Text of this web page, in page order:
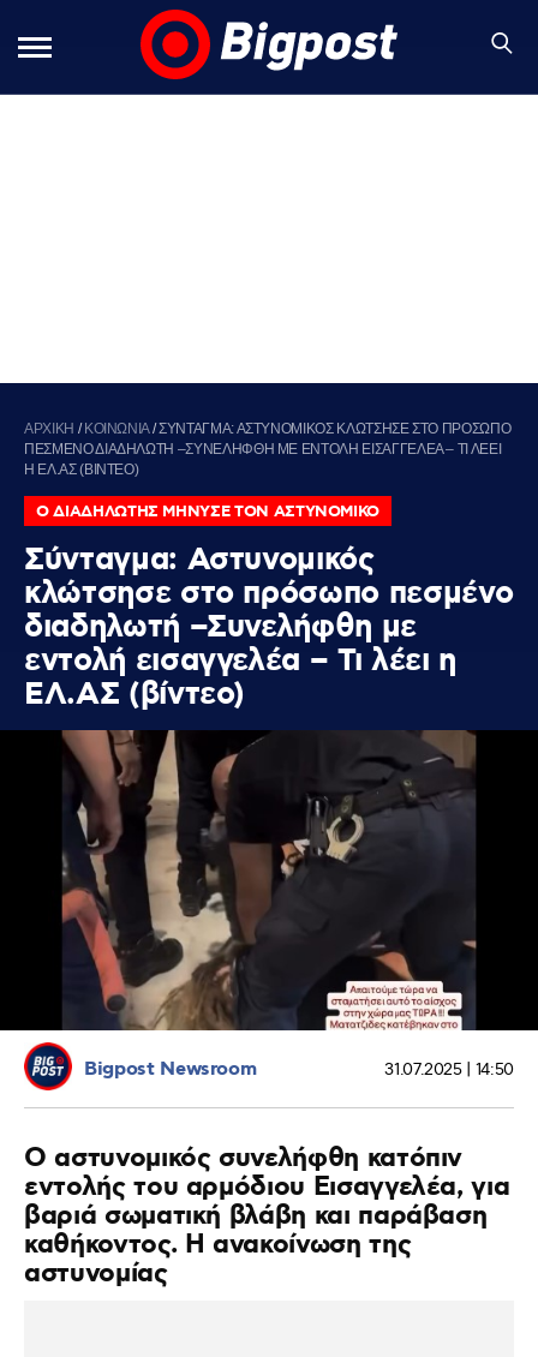
ΑΡΧΙΚΗ / ΚΟΙΝΩΝΙΑ/ΣΥΝΤΑΓΜΑ: ΑΣΤΥΝΟΜΙΚΟΣ ΚΛΩΤΣΗΣΕ ΣΤΟ ΠΡΟΣΩΠΟ
ΠΕΣΜΕΝΟ ΔΙΑΔΗΛΩΤΗ –ΣΥΝΕΛΗΦΘΗ ΜΕ ΕΝΤΟΛΗ ΕΙΣΑΓΓΕΛΕΑ – ΤΙ ΛΕΕΙ
Η ΕΛ.ΑΣ (ΒΙΝΤΕΟ)
Ο ΔΙΑΔΗΛΩΤΗΣ ΜΗΝΥΣΕ ΤΟΝ ΑΣΤΥΝΟΜΙΚΟ
Σύνταγμα: Αστυνομικός
κλώτσησε στο πρόσωπο πεσμένο
διαδηλωτή –Συνελήφθη με
εντολή εισαγγελέα – Τι λέει η
ΕΛ.ΑΣ (βίντεο)
Bigpost Newsroom 31.07.2025 | 14:50
Ο αστυνομικός συνελήφθη κατόπιν
εντολής του αρμόδιου Εισαγγελέα, για
βαριά σωματική βλάβη και παράβαση
καθήκοντος. Η ανακοίνωση της
αστυνομίας